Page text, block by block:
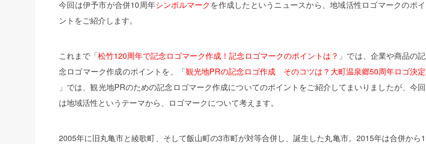
今回は伊予市が合併10周年シンボルマークを作成したというニュースから、地域活性ロゴマークのポイ
ントをご紹介します。
これまで「松竹120周年で記念ロゴマーク作成！記念ロゴマークのポイントは？ 」では、企業や商品の記
念ロゴマーク作成のポイントを、「観光地PRの記念ロゴ作成 そのコツは？大町温泉郷50周年ロゴ決定
」では、観光地PRのための記念ロゴマーク作成についてのポイントをご紹介してまいりましたが、今回
は地域活性というテーマから、ロゴマークについて考えます。
2005年に旧丸亀市と綾歌町、そして飯山町の3市町が対等合併し、誕生した丸亀市。2015年は合併から1